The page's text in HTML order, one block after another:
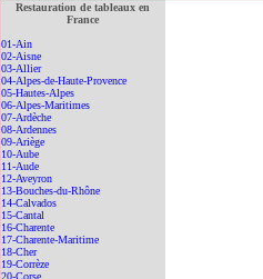
Restauration de tableaux en
France
01-Ain
02-Aisne
03-Allier
04-Alpes-de-Haute-Provence
05-Hautes-Alpes
06-Alpes-Maritimes
07-Ardèche
08-Ardennes
09-Ariège
10-Aube
11-Aude
12-Aveyron
13-Bouches-du-Rhône
14-Calvados
15-Cantal
16-Charente
17-Charente-Maritime
18-Cher
19-Corrèze
20-Corse